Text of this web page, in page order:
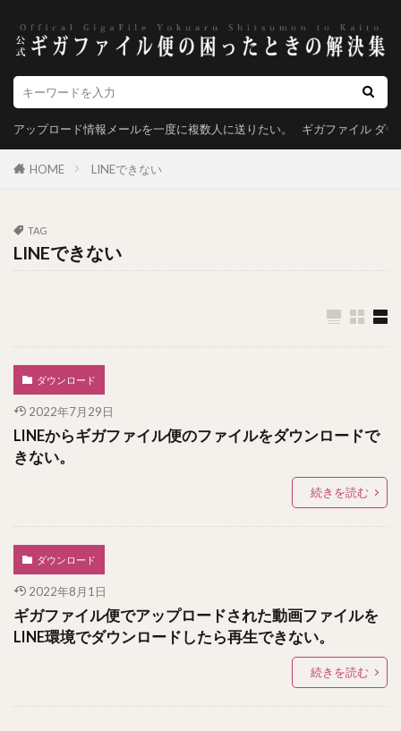
アップロード情報メールを一度に複数人に送りたい。 ギガファイル ダ
HOME LINEできない
TAG
LINEできない
ダウンロード
2022年7月29日
LINEからギガファイル便のファイルをダウンロードで
きない。
続きを読む
ダウンロード
2022年8月1日
ギガファイル便でアップロードされた動画ファイルを
LINE環境でダウンロードしたら再生できない。
続きを読む